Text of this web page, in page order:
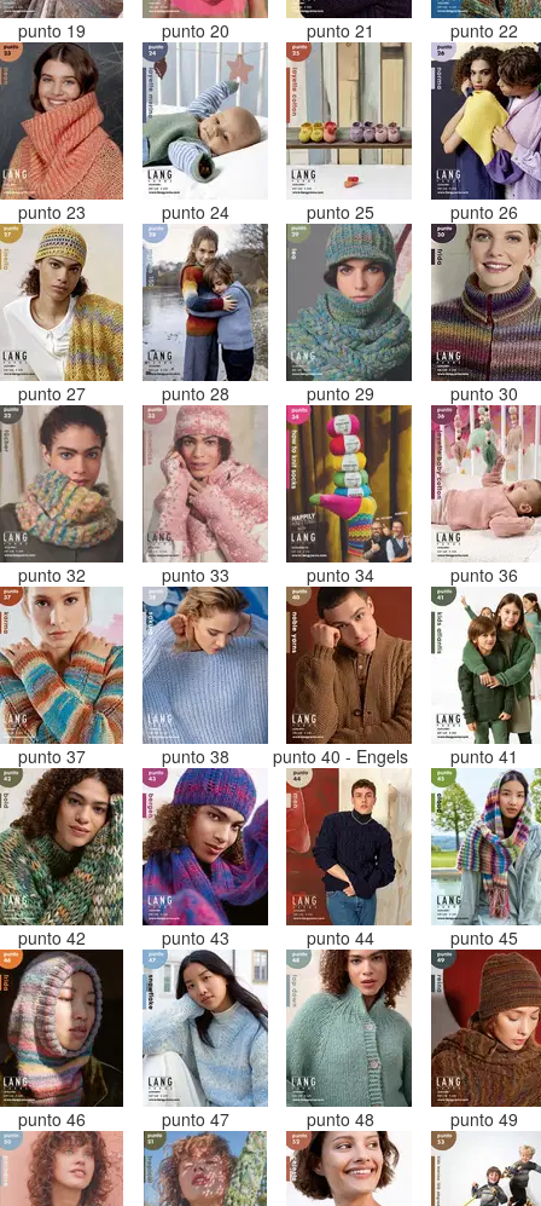
punto 19 punto 20 punto 21 punto 22
punto 23 punto 24 punto 25 punto 26
punto 27 punto 28 punto 29 punto 30
punto 32 punto 33 punto 34 punto 36
punto 37 punto 38 punto 40 - Engels punto 41
punto 42 punto 43 punto 44 punto 45
punto 46 punto 47 punto 48 punto 49